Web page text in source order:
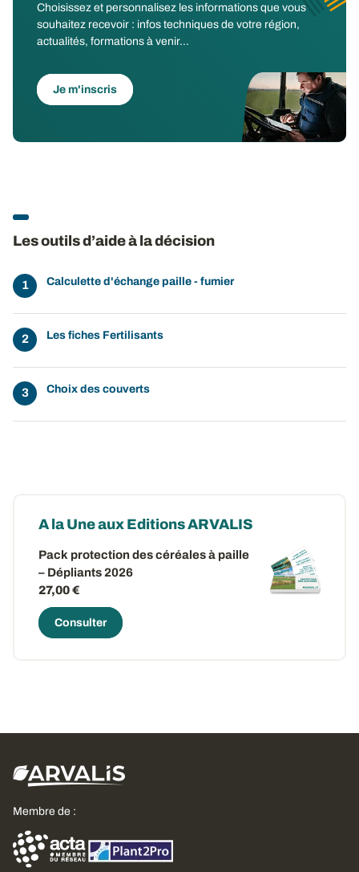
Choisissez et personnalisez les informations que vous
souhaitez recevoir : infos techniques de votre région,
actualités, formations à venir...
Je m'inscris
Les outils d’aide à la décision
Calculette d'échange paille - fumier
Les fiches Fertilisants
Choix des couverts
A la Une aux Editions ARVALIS
Pack protection des céréales à paille
– Dépliants 2026
27,00 €
Consulter
Membre de :